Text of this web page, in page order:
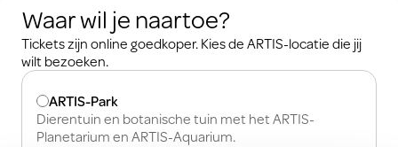
Waar wil je naartoe?
Tickets zijn online goedkoper. Kies de ARTIS-locatie die jij
wilt bezoeken.
Waar wil je naartoe?
ARTIS-Park
Dierentuin en botanische tuin met het ARTIS-
Planetarium en ARTIS-Aquarium.